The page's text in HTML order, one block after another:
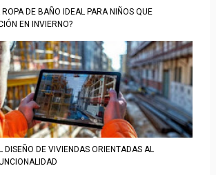
DE BAÑO IDEAL PARA NIÑOS QUE
EN INVIERNO?
DISEÑO DE VIVIENDAS ORIENTADAS AL